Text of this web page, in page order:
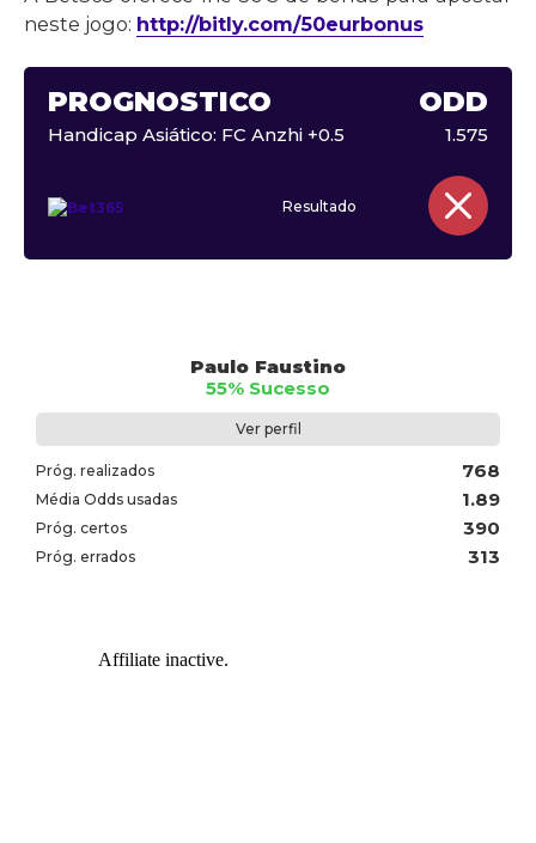
neste jogo: http://bitly.com/50eurbonus
PROGNÓSTICO ODD
Handicap Asiático: FC Anzhi +0.5 1.575
Resultado
Paulo Faustino
55% Sucesso
Ver perfil
Próg. realizados 768
Média Odds usadas 1.89
Próg. certos 390
Próg. errados 313